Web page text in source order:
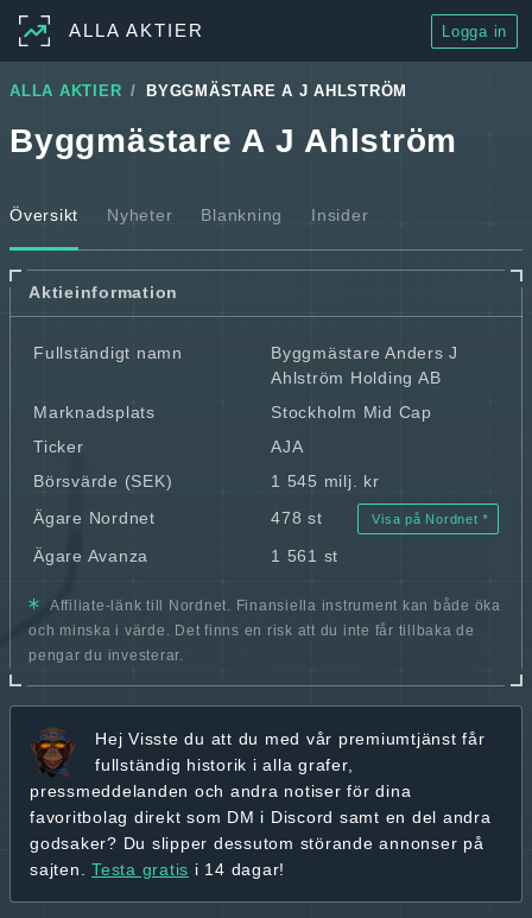
ALLA AKTIER Logga in
ALLA AKTIER BYGGMÄSTARE A J AHLSTRÖM
Byggmästare A J Ahlström
Översikt Nyheter Blankning Insider
Aktieinformation
Fullständigt namn
Byggmästare Anders J
Ahlström Holding AB
Marknadsplats
Stockholm Mid Cap
Ticker
AJA
Börsvärde (SEK)
1 545 milj. kr
Ägare Nordnet
478 st Visa på Nordnet
Ägare Avanza 1 561 st
Affiliate-länk till Nordnet. Finansiella instrument kan både öka
och minska i värde. Det finns en risk att du inte får tillbaka de
pengar du investerar.
Hej Visste du att du med vår premiumtjänst får
fullständig historik i alla grafer,
pressmeddelanden och andra notiser för dina
favoritbolag direkt som DM i Discord samt en del andra
godsaker? Du slipper dessutom störande annonser på
sajten. Testa gratis i 14 dagar!